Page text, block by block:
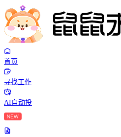
首页
寻找工作
AI自动投